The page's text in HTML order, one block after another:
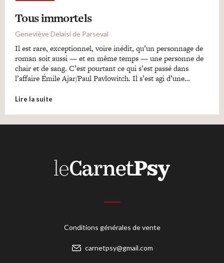
Tous immortels
Geneviève Delaisi de Parseval
Il est rare, exceptionnel, voire inédit, qu’un personnage de
roman soit aussi — et en même temps — une personne de
chair et de sang. C’est pourtant ce qui s’est passé dans
l’affaire Émile Ajar/Paul Pavlowitch. Il s’est agi d’une…
Lire la suite
Conditions générales de vente
carnetpsy@gmail.com